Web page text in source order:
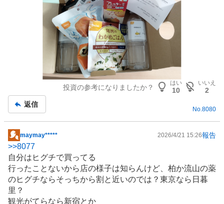
投資の参考になりましたか？
はい
10
いいえ
2
返信
No.8080
掲
示
板
記
事
maymay***** 2026/4/21 15:26報告
>>8077
自分はヒグチで買ってる
行ったことないから店の様子は知らんけど、柏か流山の薬
のヒグチならそっちから割と近いのでは？東京なら日暮
里？
観光がてらなら新宿とか